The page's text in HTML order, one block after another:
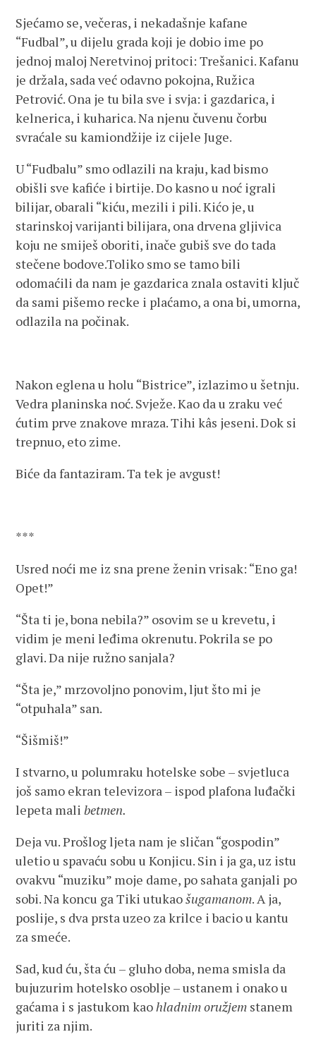
Sjećamo se, večeras, i nekadašnje kafane
“Fudbal”, u dijelu grada koji je dobio ime po
jednoj maloj Neretvinoj pritoci: Trešanici. Kafanu
je držala, sada već odavno pokojna, Ružica
Petrović. Ona je tu bila sve i svja: i gazdarica, i
kelnerica, i kuharica. Na njenu čuvenu čorbu
svraćale su kamiondžije iz cijele Juge.
U “Fudbalu” smo odlazili na kraju, kad bismo
obišli sve kafiće i birtije. Do kasno u noć igrali
bilijar, obarali “kiću, mezili i pili. Kićo je, u
starinskoj varijanti bilijara, ona drvena gljivica
koju ne smiješ oboriti, inače gubiš sve do tada
stečene bodove.Toliko smo se tamo bili
odomaćili da nam je gazdarica znala ostaviti ključ
da sami pišemo recke i plaćamo, a ona bi, umorna,
odlazila na počinak.
Nakon eglena u holu “Bistrice”, izlazimo u šetnju.
Vedra planinska noć. Svježe. Kao da u zraku već
ćutim prve znakove mraza. Tihi kâs jeseni. Dok si
trepnuo, eto zime.
Biće da fantaziram. Ta tek je avgust!
***
Usred noći me iz sna prene ženin vrisak: “Eno ga!
Opet!”
“Šta ti je, bona nebila?” osovim se u krevetu, i
vidim je meni leđima okrenutu. Pokrila se po
glavi. Da nije ružno sanjala?
“Šta je,” mrzovoljno ponovim, ljut što mi je
“otpuhala” san.
“Šišmiš!”
I stvarno, u polumraku hotelske sobe – svjetluca
još samo ekran televizora – ispod plafona luđački
lepeta malibetmen.
Deja vu. Prošlog ljeta nam je sličan “gospodin”
uletio u spavaću sobu u Konjicu. Sin i ja ga, uz istu
ovakvu “muziku” moje dame, po sahata ganjali po
sobi. Na koncu ga Tiki utukaošugamanom. A ja,
poslije, s dva prsta uzeo za krilce i bacio u kantu
za smeće.
Sad, kud ću, šta ću – gluho doba, nema smisla da
bujuzurim hotelsko osoblje – ustanem i onako u
gaćama i s jastukom kaohladnim oružjem stanem
juriti za njim.